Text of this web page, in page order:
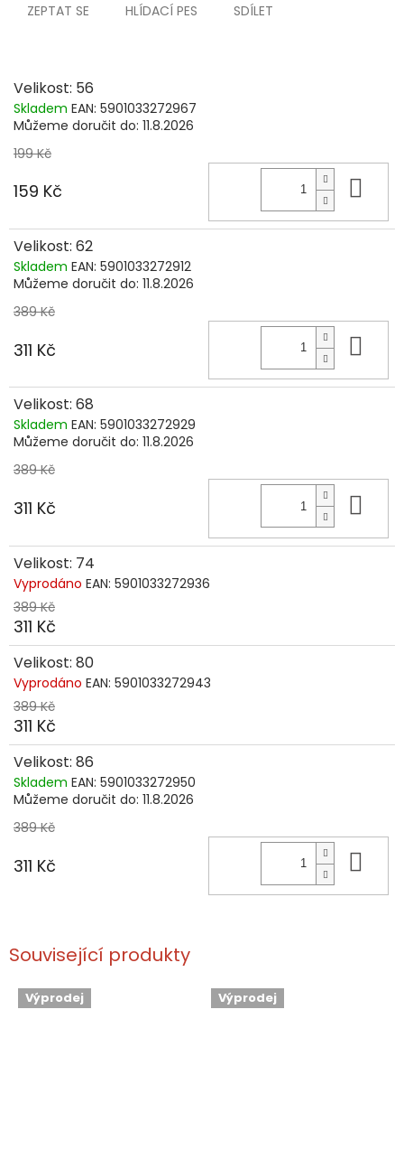
ZEPTAT SE HLÍDACÍ PES SDÍLET
Velikost: 56
Skladem EAN: 5901033272967
Můžeme doručit do: 11.8.2026
199 Kč
159 Kč
Velikost: 62
Skladem EAN: 5901033272912
Můžeme doručit do: 11.8.2026
389 Kč
311 Kč
Velikost: 68
Skladem EAN: 5901033272929
Můžeme doručit do: 11.8.2026
389 Kč
311 Kč
Velikost: 74
Vyprodáno EAN: 5901033272936
389 Kč
311 Kč
Velikost: 80
Vyprodáno EAN: 5901033272943
389 Kč
311 Kč
Velikost: 86
Skladem EAN: 5901033272950
Můžeme doručit do: 11.8.2026
389 Kč
311 Kč
Související produkty
Výprodej Výprodej